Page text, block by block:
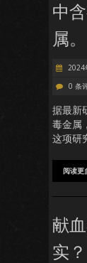
中
属。
2024
0 条
据最新
毒金属
这项研
阅读更
献
实？